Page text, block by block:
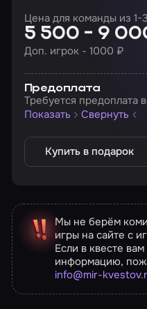
Цена для команды из 1-
5 500 - 9
Доп. игрок - 1000 ₽
Предоплата
Требуется предоплата
Показать
Свернуть
Купить в подарок
Мы не берём
игры на сайте с
Если в квесте
информацию,
info@mir-